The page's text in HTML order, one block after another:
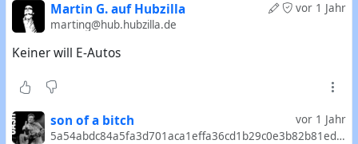
vor 1 Jahr
Martin G. auf Hubzilla
marting@hub.hubzilla.de
Keiner will E-Autos
vor 1 Jahr
son of a bitch
5a54abdc84a5fa3d701aca1effa36cd1b29c0e3b82b81ed4d9380d923c58d510@mostr.pub